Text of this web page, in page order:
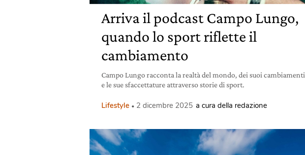
Arriva il podcast Campo Lungo,
quando lo sport riflette il
cambiamento
Campo Lungo racconta la realtà del mondo, dei suoi cambiamenti
e le sue sfaccettature attraverso storie di sport.
Lifestyle 2 dicembre 2025 a cura della redazione